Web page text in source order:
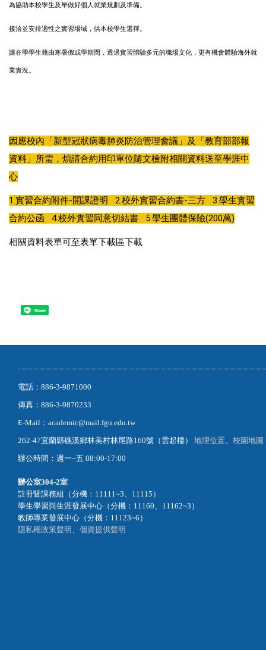
為協助本校學生及早做好個人就業規劃及準備。
接洽並安排適性之實習場域，供本校學生選擇。
讓在學學生藉由寒暑假或學期間，透過實習體驗多元的職場文化，更有機會體驗海外就
業實況。
因應校內「新型冠狀病毒肺炎防治管理會議」及「教育部部報
資料」所需，煩請合約用印單位隨文檢附相關資料送至學涯中
心
1.實習合約附件-開課證明 2.校外實習合約書-三方 3.學生實習
合約公函 4.校外實習同意切結書 5.學生團體保險(200萬)
相關資料表單可至表單下載區下載
Share
電話：886-3-9871000
傳真：886-3-9870233
E-Mail：academic@mail.fgu.edu.tw
262-47宜蘭縣礁溪鄉林美村林尾路160號（雲起樓） 地理位置
校園地圖
辦公時間：週一~五 08:00-17:00
辦公室304-2室
註冊暨課務組（分機：11111~3、11115）
學生學習與生涯發展中心（分機：11160、11162~3）
教師專業發展中心（分機：11123~6）
隱私權政策聲明
個資提供聲明